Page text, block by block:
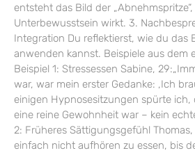
entsteht das Bild der
Unterbewusstsein wirkt. 3.
Integration Du reflektierst, wie du das
anwenden kannst. Beispiele aus dem
Beispiel 1: Stressessen Sabine,
war, war mein erster Gedanke: ‚Ich
einigen Hypnosesitzungen spürte ich,
eine reine Gewohnheit war – kein
2: Früheres Sättigungsgefühl
einfach nicht aufhören zu essen, bis